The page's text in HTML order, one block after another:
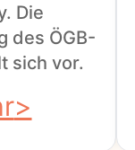
Die
des ÖGB-
sich vor.